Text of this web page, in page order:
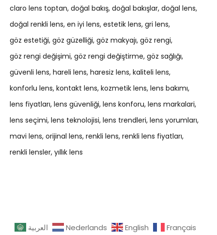
claro lens toptan doğal bakış doğal bakışlar doğal lens
doğal renkli lens en iyi lens estetik lens gri lens
göz estetiği göz güzelliği göz makyajı göz rengi
göz rengi değişimi göz rengi değiştirme göz sağlığı
güvenli lens hareli lens haresiz lens kaliteli lens
konforlu lens kontakt lens kozmetik lens lens bakımı
lens fiyatları lens güvenliği lens konforu lens markalari
lens seçimi lens teknolojisi lens trendleri lens yorumları
mavi lens orijinal lens renkli lens renkli lens fiyatları
renkli lensler yıllık lens
العربية Nederlands English
Français